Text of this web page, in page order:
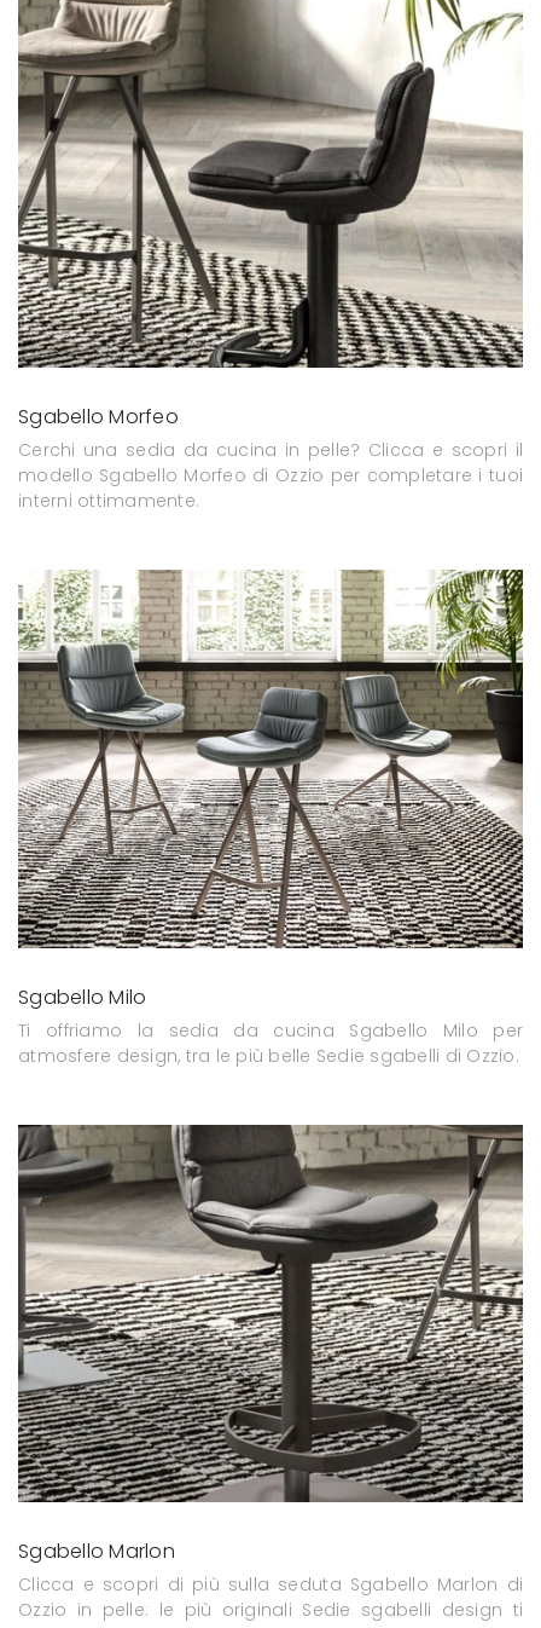
Sgabello Morfeo
Cerchi una sedia da cucina in pelle? Clicca e scopri il
modello Sgabello Morfeo di Ozzio per completare i tuoi
interni ottimamente.
Sgabello Milo
Ti offriamo la sedia da cucina Sgabello Milo per
atmosfere design, tra le più belle Sedie sgabelli di Ozzio.
Sgabello Marlon
Clicca e scopri di più sulla seduta Sgabello Marlon di
Ozzio in pelle: le più originali Sedie sgabelli design ti